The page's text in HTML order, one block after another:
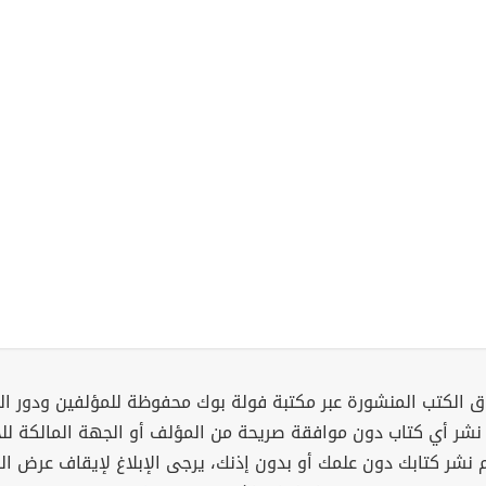
الكتب المنشورة عبر مكتبة فولة بوك محفوظة للمؤلفين ودور
نشر أي كتاب دون موافقة صريحة من المؤلف أو الجهة المالكة
نشر كتابك دون علمك أو بدون إذنك، يرجى الإبلاغ لإيقاف عرض